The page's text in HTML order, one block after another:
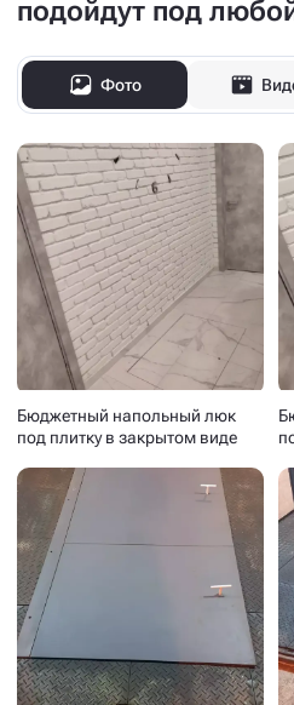
подойдут под
Фото
Бюджетный напольный люк
под плитку в закрытом виде